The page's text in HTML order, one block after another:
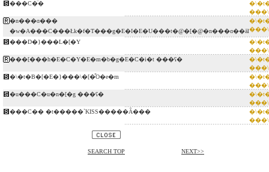
���C�̈�
�n���ɑ���
�w�A���C���Łk�f�T���g�E�I�E�U���t�@�[�@�n���ɑ��āl
���D�}���L�[�Y
���[���h�E�C�Y�E�m�b�g�E�C�i�t ���ʕ�
�\�t�B�[�E�}���\�[�̎O�e�m
�u���C�u�n�[�g ���ʕ�
���C�� �t�����`KISS�����Ȃ���
SEARCH TOP NEXT>>